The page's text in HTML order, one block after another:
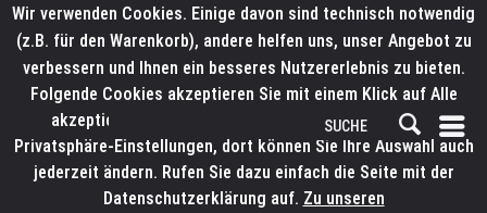
Wir verwenden Cookies. Einige davon sind technisch notwendig
(z.B. für den Warenkorb), andere helfen uns, unser Angebot zu
verbessern und Ihnen ein besseres Nutzererlebnis zu bieten.
Folgende Cookies akzeptieren Sie mit einem Klick auf Alle
akzeptieren. Weitere Informationen finden Sie in den
Privatsphäre-Einstellungen, dort können Sie Ihre Auswahl auch
jederzeit ändern. Rufen Sie dazu einfach die Seite mit der
Datenschutzerklärung auf. Zu unseren